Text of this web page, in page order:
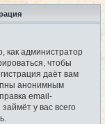
как администратор
чтобы
даёт вам
анонимным
email-
у вас всего